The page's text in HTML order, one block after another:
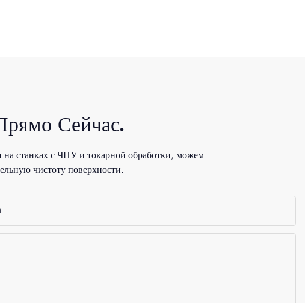
Сейчас.
станках с ЧПУ и токарной обработки, можем
чистоту поверхности.